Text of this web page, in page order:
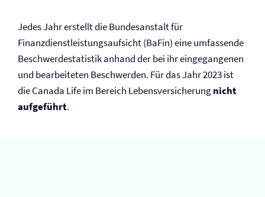
Jedes Jahr erstellt die Bundesanstalt für
Finanzdienstleistungsaufsicht (BaFin) eine umfassende
Beschwerdestatistik anhand der bei ihr eingegangenen
und bearbeiteten Beschwerden. Für das Jahr 2023 ist
die Canada Life im Bereich Lebens­versicherungnicht
aufgeführt.